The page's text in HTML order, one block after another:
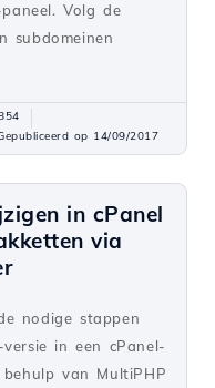
Volg de
subdomeinen
op 14/09/2017
in cPanel
via
nodige stappen
in een cPanel-
van MultiPHP